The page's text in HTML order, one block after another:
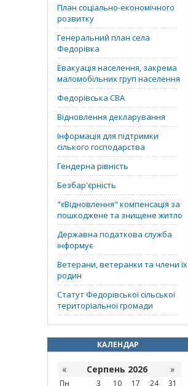
План соціально-економічного
розвитку
Генеральний план села
Федорівка
Евакуація населення, закрема
маломобільних груп населення
Федорівська СВА
Відновлення декларування
Інформація для підтримки
сілького господарства
Гендерна рівність
Безбар'єрність
"єВідновлення" компенсація за
пошкоджене та знищене житло
Державна податкова служба
інформує
Ветерани, ветеранки та члени їх
родин
Статут Федорівської сільської
територіальної громади
КАЛЕНДАР
« Серпень 2026 »
Пн 3 10 17 24 31